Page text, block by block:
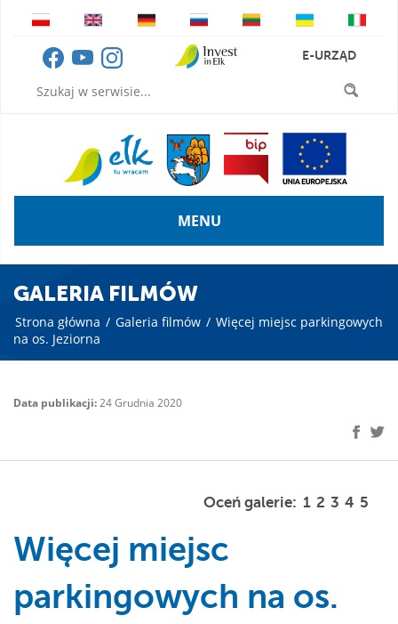
E-URZĄD
MENU
GALERIA FILMÓW
Strona główna / Galeria filmów / Więcej miejsc parkingowych
na os. Jeziorna
Data publikacji:24 Grudnia 2020
Oceń galerie: 1 2 3 4 5
Więcej miejsc
parkingowych na os.